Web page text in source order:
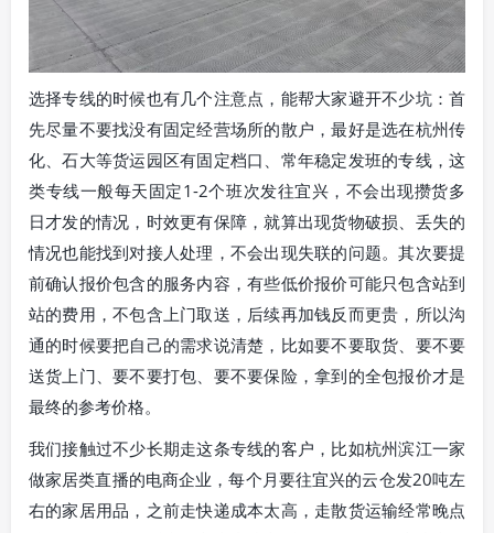
选择专线的时候也有几个注意点，能帮大家避开不少坑：首
先尽量不要找没有固定经营场所的散户，最好是选在杭州传
化、石大等货运园区有固定档口、常年稳定发班的专线，这
类专线一般每天固定1-2个班次发往宜兴，不会出现攒货多
日才发的情况，时效更有保障，就算出现货物破损、丢失的
情况也能找到对接人处理，不会出现失联的问题。其次要提
前确认报价包含的服务内容，有些低价报价可能只包含站到
站的费用，不包含上门取送，后续再加钱反而更贵，所以沟
通的时候要把自己的需求说清楚，比如要不要取货、要不要
送货上门、要不要打包、要不要保险，拿到的全包报价才是
最终的参考价格。
我们接触过不少长期走这条专线的客户，比如杭州滨江一家
做家居类直播的电商企业，每个月要往宜兴的云仓发20吨左
右的家居用品，之前走快递成本太高，走散货运输经常晚点